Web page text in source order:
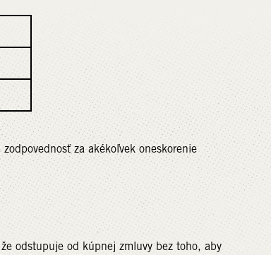
za akékoľvek oneskorenie
odstupuje od kúpnej zmluvy bez toho, aby